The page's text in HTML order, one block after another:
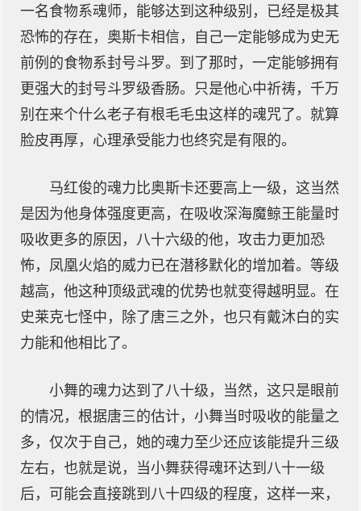
一名食物系魂师，能够达到这种级别，已经是极其
恐怖的存在，奥斯卡相信，自己一定能够成为史无
前例的食物系封号斗罗。到了那时，一定能够拥有
更强大的封号斗罗级香肠。只是他心中祈祷，千万
别在来个什么老子有根毛毛虫这样的魂咒了。就算
脸皮再厚，心理承受能力也终究是有限的。
马红俊的魂力比奥斯卡还要高上一级，这当然
是因为他身体强度更高，在吸收深海魔鲸王能量时
吸收更多的原因，八十六级的他，攻击力更加恐
怖，凤凰火焰的威力已在潜移默化的增加着。等级
越高，他这种顶级武魂的优势也就变得越明显。在
史莱克七怪中，除了唐三之外，也只有戴沐白的实
力能和他相比了。
小舞的魂力达到了八十级，当然，这只是眼前
的情况，根据唐三的估计，小舞当时吸收的能量之
多，仅次于自己，她的魂力至少还应该能提升三级
左右，也就是说，当小舞获得魂环达到八十一级
后，可能会直接跳到八十四级的程度，这样一来，